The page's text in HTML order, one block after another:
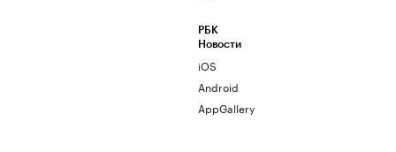
РБК
Новости
iOS
Android
AppGallery